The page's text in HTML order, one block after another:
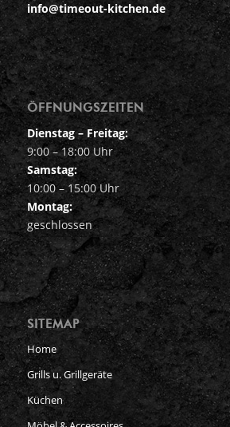
info@timeout-kitchen.de
ÖFFNUNGSZEITEN
Dienstag – Freitag:
9:00 – 18:00 Uhr
Samstag:
10:00 – 15:00 Uhr
Montag:
geschlossen
SITEMAP
Home
Grills u. Grillgeräte
Küchen